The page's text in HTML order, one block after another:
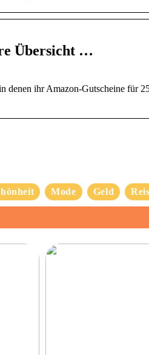
Übersicht …
denen ihr Amazon-Gutscheine für
Mode Geld